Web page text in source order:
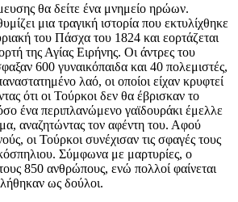
θα δείτε ένα μνημείο ηρώων.
μια τραγική ιστορία που εκτυλίχθηκε
του Πάσχα του 1824 και εορτάζεται
της Αγίας Ειρήνης. Οι άντρες του
600 γυναικόπαιδα και 40 πολεμιστές,
λαό, οι οποίοι είχαν κρυφτεί
ότι οι Τούρκοι δεν θα έβρισκαν το
ένα περιπλανώμενο γαϊδουράκι έμελλε
αναζητώντας τον αφέντη του. Αφού
οι Τούρκοι συνέχισαν τις σφαγές τους
Σύμφωνα με μαρτυρίες, ο
850 ανθρώπους, ενώ πολλοί φαίνεται
ως δούλοι.